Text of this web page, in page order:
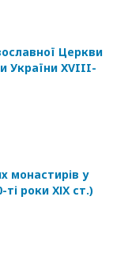
Церкви
України XVIII-
монастирів у
ті роки ХІХ ст.)